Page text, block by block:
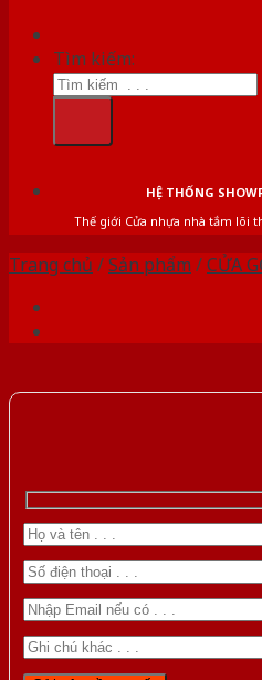
Tìm kiếm:
HỆ THỐNG
Thế giới Cửa nhựa nhà tắm lõi
Trang chủ /Sản phẩm /CỬA